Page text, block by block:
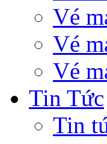
Vé
Vé
Vé
Tin Tức
Tin